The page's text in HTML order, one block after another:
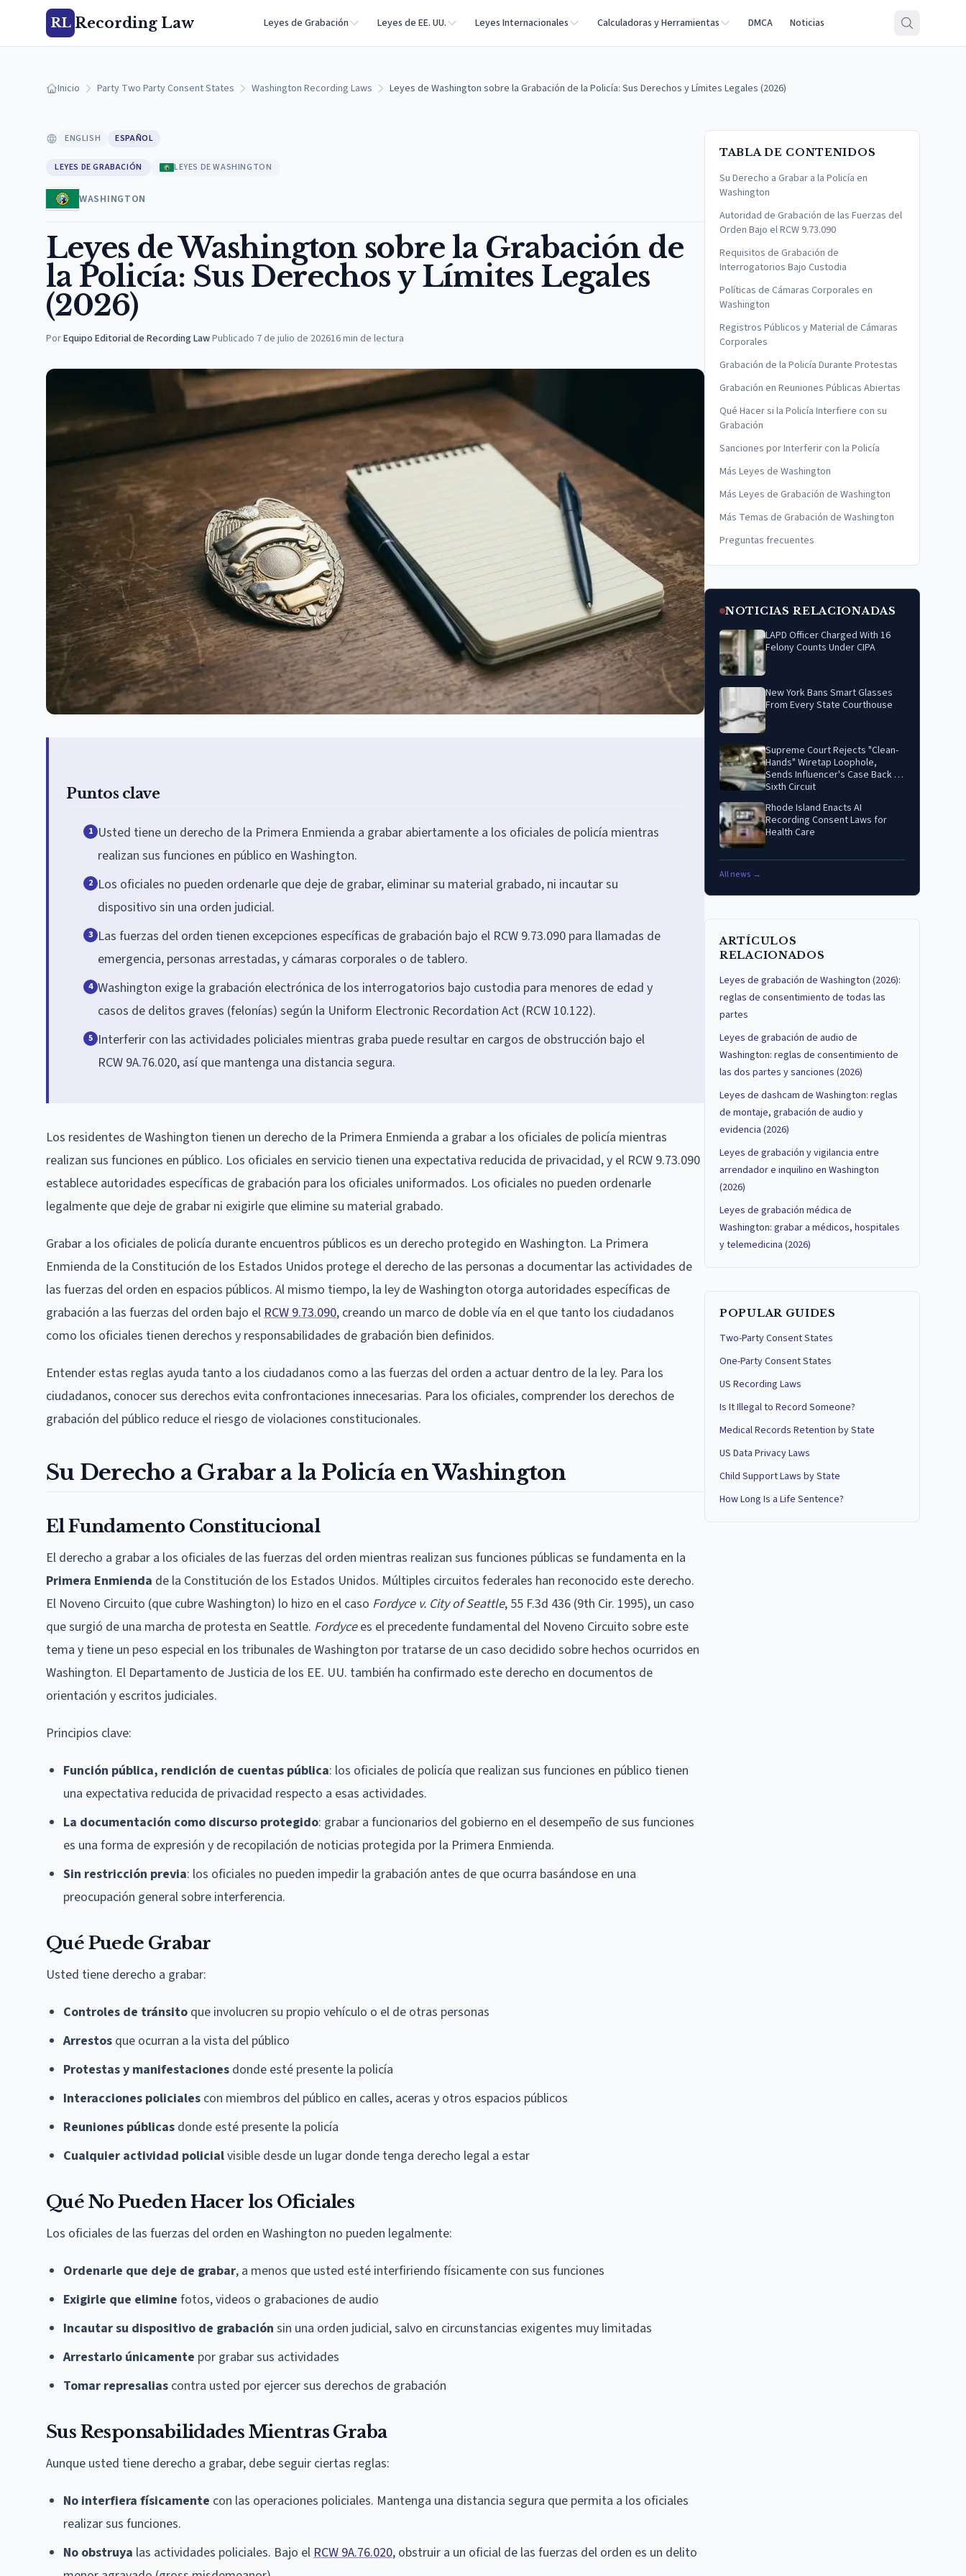
RL Recording Law Leyes de Grabación Leyes de EE. UU. Leyes Internacionales Calculadoras y Herramientas DMCA Noticias
Inicio Party Two Party Consent States Washington Recording Laws Leyes de Washington sobre la Grabación de la Policía: Sus Derechos y Límites Legales (2026)
ENGLISH ESPAÑOL
LEYES DE GRABACIÓN LEYES DE WASHINGTON
WASHINGTON
Leyes de Washington sobre la Grabación de
la Policía: Sus Derechos y Límites Legales
(2026)
PorEquipo Editorial de Recording Law·Publicado 7 de julio de 202616min de lectura
Puntos clave
1 Usted tiene un derecho de la Primera Enmienda a grabar abiertamente a los oficiales de policía mientras
realizan sus funciones en público en Washington.
2 Los oficiales no pueden ordenarle que deje de grabar, eliminar su material grabado, ni incautar su
dispositivo sin una orden judicial.
3 Las fuerzas del orden tienen excepciones específicas de grabación bajo el RCW 9.73.090 para llamadas de
emergencia, personas arrestadas, y cámaras corporales o de tablero.
4 Washington exige la grabación electrónica de los interrogatorios bajo custodia para menores de edad y
casos de delitos graves (felonías) según la Uniform Electronic Recordation Act (RCW 10.122).
5 Interferir con las actividades policiales mientras graba puede resultar en cargos de obstrucción bajo el
RCW 9A.76.020, así que mantenga una distancia segura.
Los residentes de Washington tienen un derecho de la Primera Enmienda a grabar a los oficiales de policía mientras
realizan sus funciones en público. Los oficiales en servicio tienen una expectativa reducida de privacidad, y el RCW 9.73.090
establece autoridades específicas de grabación para los oficiales uniformados. Los oficiales no pueden ordenarle
legalmente que deje de grabar ni exigirle que elimine su material grabado.
Grabar a los oficiales de policía durante encuentros públicos es un derecho protegido en Washington. La Primera
Enmienda de la Constitución de los Estados Unidos protege el derecho de las personas a documentar las actividades de
las fuerzas del orden en espacios públicos. Al mismo tiempo, la ley de Washington otorga autoridades específicas de
grabación a las fuerzas del orden bajo el RCW 9.73.090, creando un marco de doble vía en el que tanto los ciudadanos
como los oficiales tienen derechos y responsabilidades de grabación bien definidos.
Entender estas reglas ayuda tanto a los ciudadanos como a las fuerzas del orden a actuar dentro de la ley. Para los
ciudadanos, conocer sus derechos evita confrontaciones innecesarias. Para los oficiales, comprender los derechos de
grabación del público reduce el riesgo de violaciones constitucionales.
Su Derecho a Grabar a la Policía en Washington
El Fundamento Constitucional
El derecho a grabar a los oficiales de las fuerzas del orden mientras realizan sus funciones públicas se fundamenta en la
Primera Enmienda de la Constitución de los Estados Unidos. Múltiples circuitos federales han reconocido este derecho.
El Noveno Circuito (que cubre Washington) lo hizo en el caso Fordyce v. City of Seattle, 55 F.3d 436 (9th Cir. 1995), un caso
que surgió de una marcha de protesta en Seattle. Fordycees el precedente fundamental del Noveno Circuito sobre este
tema y tiene un peso especial en los tribunales de Washington por tratarse de un caso decidido sobre hechos ocurridos en
Washington. El Departamento de Justicia de los EE. UU. también ha confirmado este derecho en documentos de
orientación y escritos judiciales.
Principios clave:
Función pública, rendición de cuentas pública: los oficiales de policía que realizan sus funciones en público tienen
una expectativa reducida de privacidad respecto a esas actividades.
La documentación como discurso protegido: grabar a funcionarios del gobierno en el desempeño de sus funciones
es una forma de expresión y de recopilación de noticias protegida por la Primera Enmienda.
Sin restricción previa: los oficiales no pueden impedir la grabación antes de que ocurra basándose en una
preocupación general sobre interferencia.
Qué Puede Grabar
Usted tiene derecho a grabar:
Controles de tránsito que involucren su propio vehículo o el de otras personas
Arrestos que ocurran a la vista del público
Protestas y manifestaciones donde esté presente la policía
Interacciones policiales con miembros del público en calles, aceras y otros espacios públicos
Reuniones públicas donde esté presente la policía
Cualquier actividad policialvisible desde un lugar donde tenga derecho legal a estar
Qué No Pueden Hacer los Oficiales
Los oficiales de las fuerzas del orden en Washington no pueden legalmente:
Ordenarle que deje de grabar, a menos que usted esté interfiriendo físicamente con sus funciones
Exigirle que elimine fotos, videos o grabaciones de audio
Incautar su dispositivo de grabación sin una orden judicial, salvo en circunstancias exigentes muy limitadas
Arrestarlo únicamente por grabar sus actividades
Tomar represalias contra usted por ejercer sus derechos de grabación
Sus Responsabilidades Mientras Graba
Aunque usted tiene derecho a grabar, debe seguir ciertas reglas:
No interfiera físicamente con las operaciones policiales. Mantenga una distancia segura que permita a los oficiales
realizar sus funciones.
No obstruya las actividades policiales. Bajo el RCW 9A.76.020, obstruir a un oficial de las fuerzas del orden es un delito
TABLA DE CONTENIDOS
Su Derecho a Grabar a la Policía en
Washington
Autoridad de Grabación de las Fuerzas del
Orden Bajo el RCW 9.73.090
Requisitos de Grabación de
Interrogatorios Bajo Custodia
Políticas de Cámaras Corporales en
Washington
Registros Públicos y Material de Cámaras
Corporales
Grabación de la Policía Durante Protestas
Grabación en Reuniones Públicas Abiertas
Qué Hacer si la Policía Interfiere con su
Grabación
Sanciones por Interferir con la Policía
Más Leyes de Washington
Más Leyes de Grabación de Washington
Más Temas de Grabación de Washington
Preguntas frecuentes
NOTICIAS RELACIONADAS
LAPD Officer Charged With 16
Felony Counts Under CIPA
New York Bans Smart Glasses
From Every State Courthouse
Supreme Court Rejects "Clean-
Hands" Wiretap Loophole,
Sends Influencer's Case Back to
Sixth Circuit
Rhode Island Enacts AI
Recording Consent Laws for
Health Care
All news →
ARTÍCULOS
RELACIONADOS
Leyes de grabación de Washington (2026):
reglas de consentimiento de todas las
partes
Leyes de grabación de audio de
Washington: reglas de consentimiento de
las dos partes y sanciones (2026)
Leyes de dashcam de Washington: reglas
de montaje, grabación de audio y
evidencia (2026)
Leyes de grabación y vigilancia entre
arrendador e inquilino en Washington
(2026)
Leyes de grabación médica de
Washington: grabar a médicos, hospitales
y telemedicina (2026)
POPULAR GUIDES
Two-Party Consent States
One-Party Consent States
US Recording Laws
Is It Illegal to Record Someone?
Medical Records Retention by State
US Data Privacy Laws
Child Support Laws by State
How Long Is a Life Sentence?